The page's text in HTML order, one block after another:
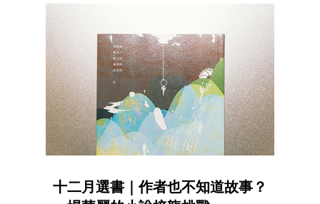
十二月選書｜作者也不知道故事？